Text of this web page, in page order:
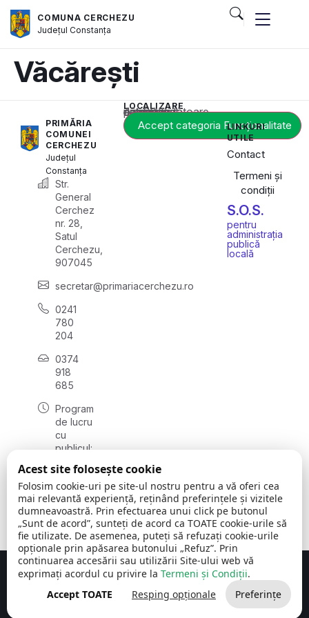
COMUNA CERCHEZU
JudețulConstanța
Văcărești
PRIMĂRIA
COMUNEI
CERCHEZU
Județul
Constanța
Str.
General
Cerchez
nr. 28,
Satul
Cerchezu,
907045
secretar@primariacerchezu.ro
0241
780
204
0374
918
685
Program
de lucru
cu
publicul:
08:00 -
16:30
, vineri:
08:00 -
14:00
LOCALIZARE
Acest conținut este blocat până când acceptați categoria corespunzătoare de cookie-uri.
Accept categoria Funcționalitate
LINKURI
UTILE
Contact
Termeni și
condiții
S.O.S.
pentru
administrația
publică
locală
Comuna Cerchezu © 2026Toate drepturile rezervate
Concept realizat de Big Media Relații Publice SRL
Acest site folosește cookie
Folosim cookie-uri pe site-ul nostru pentru a vă oferi cea
mai relevantă experiență, reținând preferințele și vizitele
dumneavoastră. Prin efectuarea unui click pe butonul
„Sunt de acord”, sunteți de acord ca TOATE cookie-urile să
fie utilizate. De asemenea, puteți să refuzați cookie-urile
opționale prin apăsarea butonului „Refuz”. Prin
continuarea accesării sau utilizării Site-ului web vă
exprimați acordul cu privire la Termeni și Condiții.
Accept TOATE
Resping opționale Preferințe